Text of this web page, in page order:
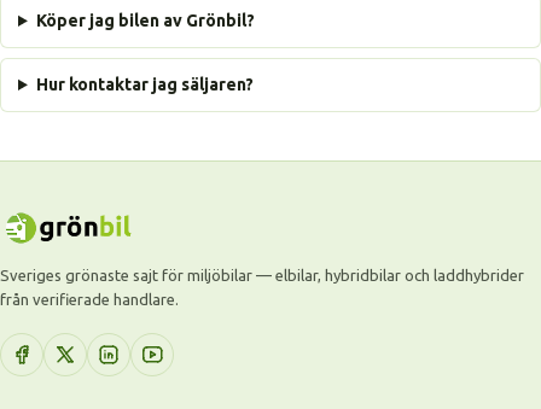
Köper jag bilen av Grönbil?
Hur kontaktar jag säljaren?
Sveriges grönaste sajt för miljöbilar — elbilar, hybridbilar och laddhybrider
från verifierade handlare.